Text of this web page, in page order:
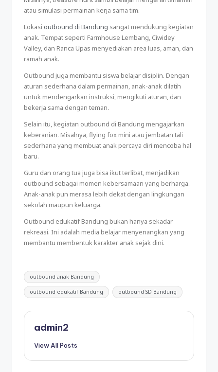
atau simulasi permainan kerja sama tim.
Lokasi outbound di Bandung sangat mendukung kegiatan
anak. Tempat seperti Farmhouse Lembang, Ciwidey
Valley, dan Ranca Upas menyediakan area luas, aman, dan
ramah anak.
Outbound juga membantu siswa belajar disiplin. Dengan
aturan sederhana dalam permainan, anak-anak dilatih
untuk mendengarkan instruksi, mengikuti aturan, dan
bekerja sama dengan teman.
Selain itu, kegiatan outbound di Bandung mengajarkan
keberanian. Misalnya, flying fox mini atau jembatan tali
sederhana yang membuat anak percaya diri mencoba hal
baru.
Guru dan orang tua juga bisa ikut terlibat, menjadikan
outbound sebagai momen kebersamaan yang berharga.
Anak-anak pun merasa lebih dekat dengan lingkungan
sekolah maupun keluarga.
Outbound edukatif Bandung bukan hanya sekadar
rekreasi. Ini adalah media belajar menyenangkan yang
membantu membentuk karakter anak sejak dini.
outbound anak Bandung
outbound edukatif Bandung outbound SD Bandung
admin2
View All Posts